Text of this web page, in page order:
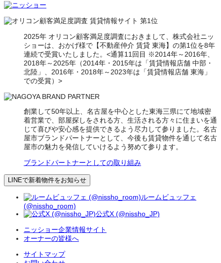
2025年 オリコン顧客満足度調査におきまして、株式会社ニッ
ショーは、おかげ様で【不動産仲介 賃貸 東海】の第1位を8年
連続で受賞いたしました。<通算11回目 ※2014年～2016年、
2018年～2025年（2014年・2015年は「賃貸情報店舗 中部・
北陸」、2016年・2018年～2023年は「賃貸情報店舗 東海」
での受賞）>
創業して50年以上、名古屋を中心とした東海三県にて地域密
着営業で、部屋探しをされる方、生活される方々に住まいを通
じて喜びや安心感を提供できるよう尽力して参りました。名古
屋市ブランドパートナーとして、今後も賃貸物件を通じて名古
屋市の魅力を発信していけるよう努めて参ります。
ブランドパートナーとしての取り組み
LINEで新着物件をお知らせ
ルームビュッフェ
(@nissho_room)
公式X (@nissho_JP)
ニッショー企業情報サイト
オーナーの皆様へ
サイトマップ